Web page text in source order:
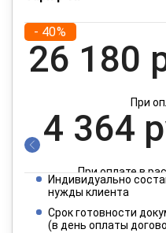
- 40%
26 180
При
4 364
При оплате в
2 182
Индивидуально
нужды клиента
Срок готовности
(в день оплаты